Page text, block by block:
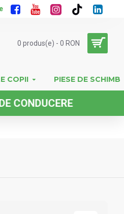
0 produs(e) - 0 RON
COPII PIESE DE SCHIMB